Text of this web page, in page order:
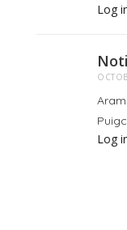
Log
Log